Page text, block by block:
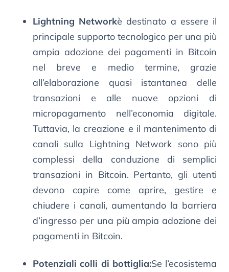
Lightning Networkè destinato a essere il
principale supporto tecnologico per una più
ampia adozione dei pagamenti in Bitcoin
nel breve e medio termine, grazie
all’elaborazione quasi istantanea delle
transazioni e alle nuove opzioni di
micropagamento nell’economia digitale.
Tuttavia, la creazione e il mantenimento di
canali sulla Lightning Network sono più
complessi della conduzione di semplici
transazioni in Bitcoin. Pertanto, gli utenti
devono capire come aprire, gestire e
chiudere i canali, aumentando la barriera
d’ingresso per una più ampia adozione dei
pagamenti in Bitcoin.
Potenziali colli di bottiglia:Se l’ecosistema